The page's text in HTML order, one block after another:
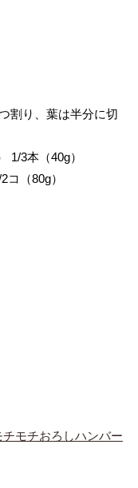
割り、葉は半分に切
3本（40g）
（80g）
モチおろしハンバー